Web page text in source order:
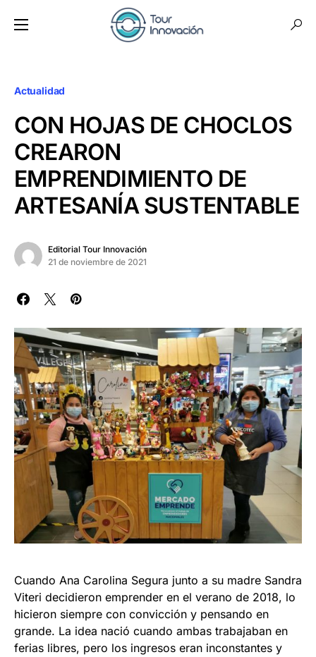
Actualidad
CON HOJAS DE CHOCLOS
CREARON
EMPRENDIMIENTO DE
ARTESANÍA SUSTENTABLE
Editorial Tour Innovación
21 de noviembre de 2021
Cuando Ana Carolina Segura junto a su madre Sandra
Viteri decidieron emprender en el verano de 2018, lo
hicieron siempre con convicción y pensando en
grande. La idea nació cuando ambas trabajaban en
ferias libres, pero los ingresos eran inconstantes y